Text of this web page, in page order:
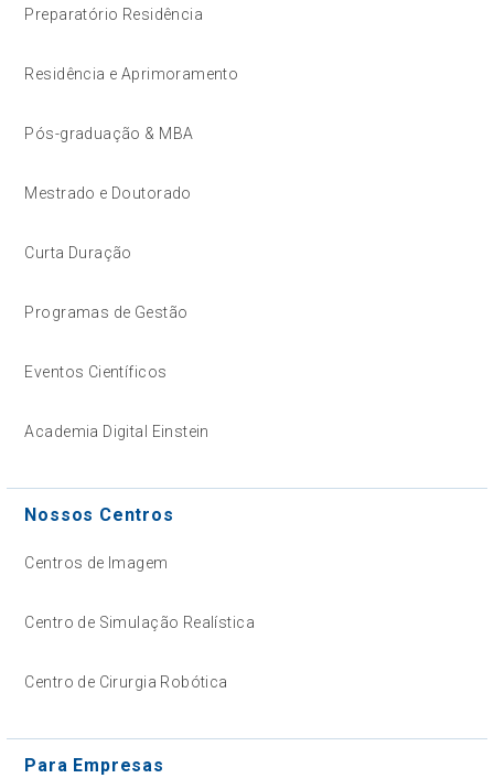
Preparatório Residência
Residência e Aprimoramento
Pós-graduação & MBA
Mestrado e Doutorado
Curta Duração
Programas de Gestão
Eventos Científicos
Academia Digital Einstein
Nossos Centros
Centros de Imagem
Centro de Simulação Realística
Centro de Cirurgia Robótica
Para Empresas